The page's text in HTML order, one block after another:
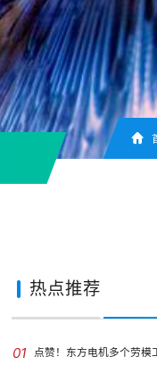
热点推荐
01 点赞！东方电机多个劳